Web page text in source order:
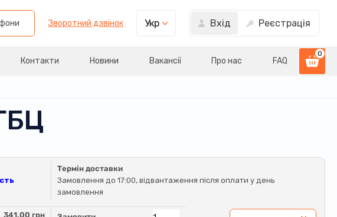
Зворотний дзвінок Укр Вхід Реєстрація
Контакти Новини Вакансії Про нас FAQ
0
Термін доставки
Замовлення до 17:00, відвантаження після оплати у день
замовлення
341.00 грн